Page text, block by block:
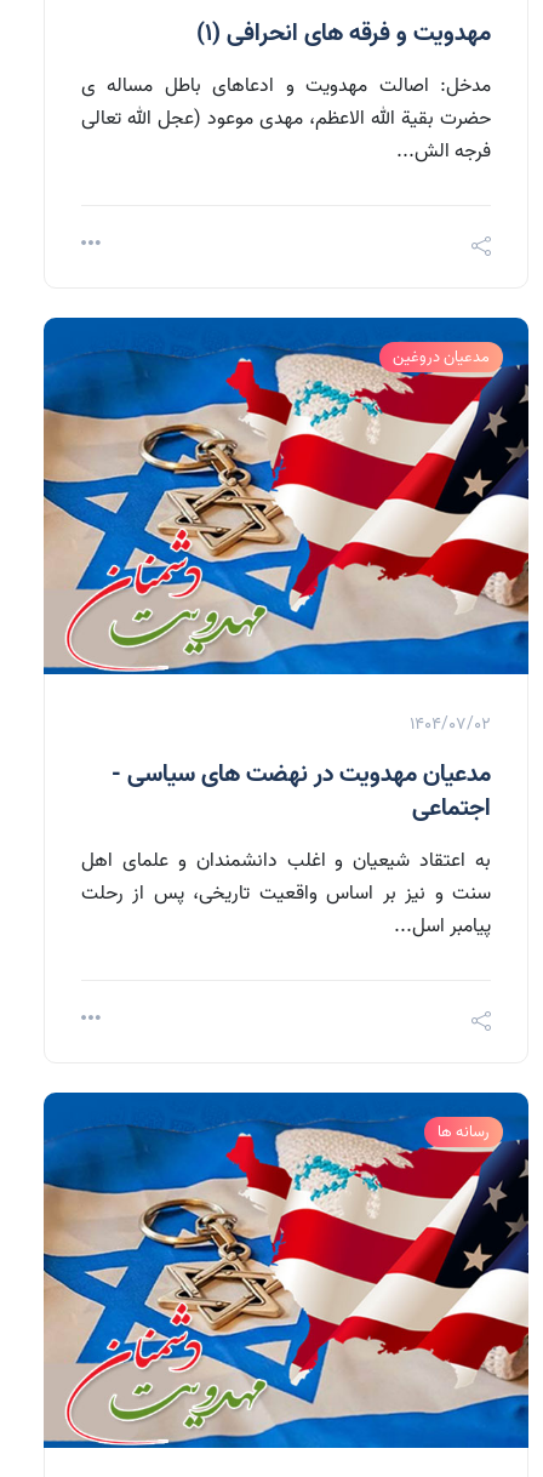
مهدویت و فرقه های انحرافی (1)
مدخل: اصالت مهدویت و ادعاهای باطل مساله ی
حضرت بقیة الله الاعظم، مهدی موعود (عجل الله تعالی
فرجه الش...
مدعیان دروغین
1404/07/02
مدعیان مهدویت در نهضت های سیاسی -
اجتماعی
به اعتقاد شیعیان و اغلب دانشمندان و علمای اهل
سنت و نیز بر اساس واقعیت تاریخی، پس از رحلت
پیامبر اسل...
رسانه ها